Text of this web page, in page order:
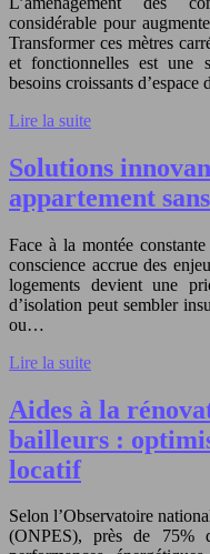
considérable pour
Transformer ces mètres
et fonctionnelles est une
besoins croissants
Lire la suite
Solutions
appartement
Face à la montée
conscience accrue des
logements devient une
d’isolation peut sembler
ou…
Lire la suite
Aides à la
bailleurs :
locatif
Selon l’Observatoire
(ONPES), près de 75%